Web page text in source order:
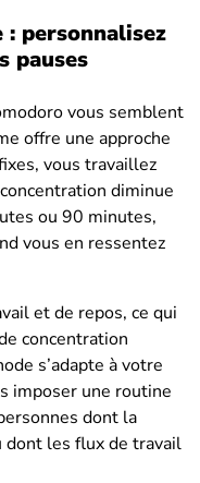
personnalisez
pauses
vous semblent
offre une approche
vous travaillez
diminue
ou 90 minutes,
vous en ressentez
et de repos, ce qui
concentration
s’adapte à votre
imposer une routine
dont la
dont les flux de travail